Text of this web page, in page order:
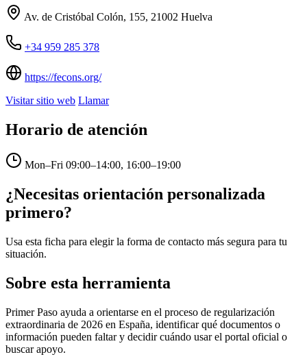
Av. de Cristóbal Colón, 155, 21002 Huelva
+34 959 285 378
https://fecons.org/
Visitar sitio web Llamar
Horario de atención
Mon–Fri 09:00–14:00, 16:00–19:00
¿Necesitas orientación personalizada
primero?
Usa esta ficha para elegir la forma de contacto más segura para tu
situación.
Sobre esta herramienta
Primer Paso ayuda a orientarse en el proceso de regularización
extraordinaria de 2026 en España, identificar qué documentos o
información pueden faltar y decidir cuándo usar el portal oficial o
buscar apoyo.